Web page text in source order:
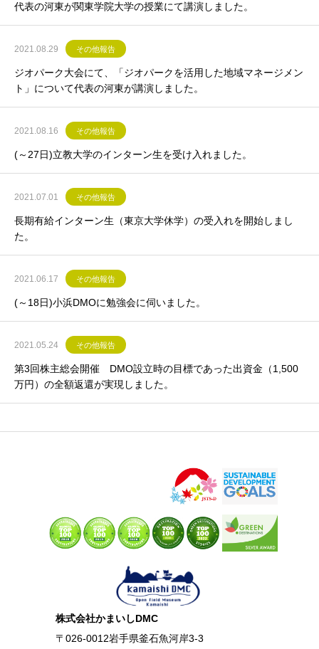
代表の河東が関東学院大学の授業にて講演しました。
2021.08.29 その他報告
ジオパーク大会にて、「ジオパークを活用した地域マネージメン
ト」について代表の河東が講演しました。
2021.08.16 その他報告
(～27日)立教大学のインターン生を受け入れました。
2021.07.01 その他報告
長期有給インターン生（東京大学休学）の受入れを開始しまし
た。
2021.06.17 その他報告
(～18日)小浜DMOに勉強会に伺いました。
2021.05.24 その他報告
第3回株主総会開催 DMO設立時の目標であった出資金（1,500
万円）の全額返還が実現しました。
株式会社かまいしDMC
〒026-0012岩手県釜石魚河岸3-3